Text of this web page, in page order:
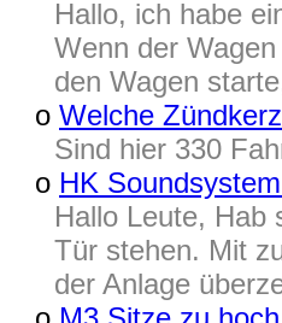
Hallo, ich habe
Wenn der
den Wagen
o Welche
Sind hier 330
o HK
Hallo Leute, Hab
Tür stehen. Mit
der Anlage